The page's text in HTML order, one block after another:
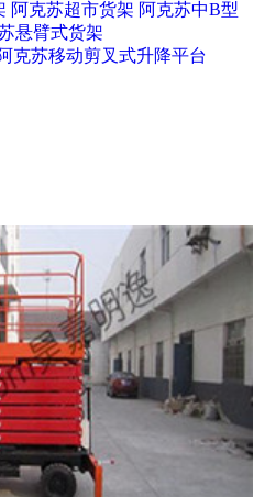
阿克苏超市货架 阿克苏中B型
悬臂式货架
克苏移动剪叉式升降平台